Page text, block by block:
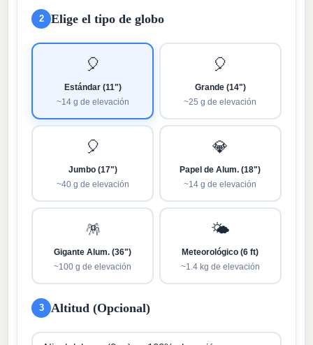
2 Elige el tipo de globo
🎈
Estándar (11")
~14 g de elevación
🎈
Grande (14")
~25 g de elevación
🎈
Jumbo (17")
~40 g de elevación
💎
Papel de Alum. (18")
~14 g de elevación
🪅
Gigante Alum. (36")
~100 g de elevación
🌤️
Meteorológico (6 ft)
~1.4 kg de elevación
3 Altitud (Opcional)